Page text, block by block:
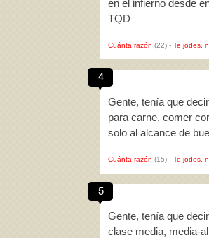
en el infierno desde
TQD
Cuánta razón (22) - Te jodes,
4
Gente, tenía que
para carne, comer
solo al alcance de
Cuánta razón (15) - Te jodes,
5
Gente, tenía que
clase media, media-